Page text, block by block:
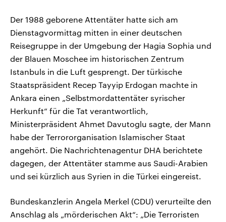
Der 1988 geborene Attentäter hatte sich am
Dienstagvormittag mitten in einer deutschen
Reisegruppe in der Umgebung der Hagia Sophia und
der Blauen Moschee im historischen Zentrum
Istanbuls in die Luft gesprengt. Der türkische
Staatspräsident Recep Tayyip Erdogan machte in
Ankara einen „Selbstmordattentäter syrischer
Herkunft“ für die Tat verantwortlich,
Ministerpräsident Ahmet Davutoglu sagte, der Mann
habe der Terrororganisation Islamischer Staat
angehört. Die Nachrichtenagentur DHA berichtete
dagegen, der Attentäter stamme aus Saudi-Arabien
und sei kürzlich aus Syrien in die Türkei eingereist.
Bundeskanzlerin Angela Merkel (CDU) verurteilte den
Anschlag als „mörderischen Akt“: „Die Terroristen